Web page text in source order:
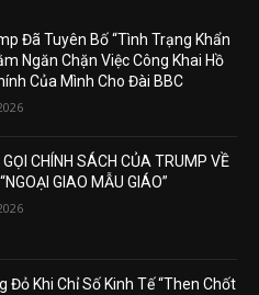
Đã Tuyên Bố “Tình Trạng Khẩn
Ngăn Chặn Việc Công Khai Hồ
Của Mình Cho Đài BBC
GỌI CHÍNH SÁCH CỦA TRUMP VỀ
GIAO MẪU GIÁO”
Đỏ Khi Chỉ Số Kinh Tế “Then Chốt